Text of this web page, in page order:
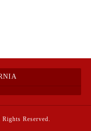
Reserved.